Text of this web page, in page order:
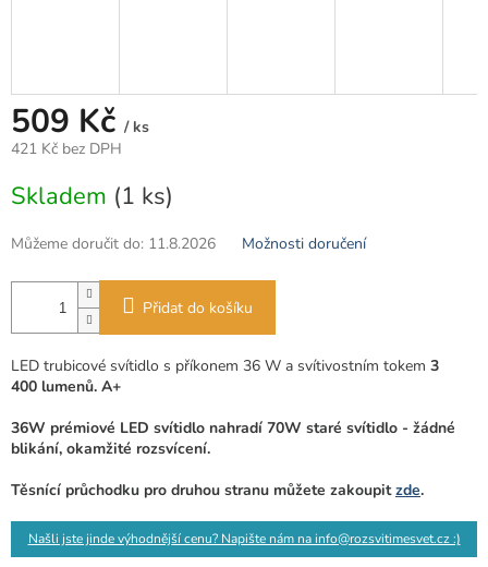
509 Kč / ks
421 Kč bez DPH
cena:
Skladem (1 ks)
Můžeme doručit do: 11.8.2026 Možnosti doručení
Přidat do košíku
LED trubicové svítidlo s příkonem 36 W a svítivostním tokem 3
400 lumenů. A+
36W prémiové LED svítidlo nahradí 70W staré svítidlo - žádné
blikání, okamžité rozsvícení.
Těsnící průchodku pro druhou stranu můžete zakoupitzde.
Našli jste jinde výhodnější cenu? Napište nám na info@rozsvitimesvet.cz :)